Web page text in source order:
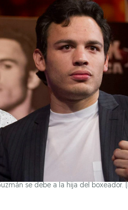
se debe a la hija del boxeador.